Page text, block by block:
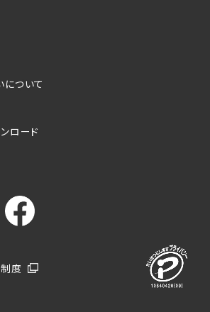
三者への提供について
提供先に対して個人情報を提供
応募フォームより個人情報を
（広告主）への提供
活動・応募等を行った企業による
報提供（採否・合否の検討を含み
ームより直接取得した氏名、住
メールアドレス、応募理由
ついて
ロード
度